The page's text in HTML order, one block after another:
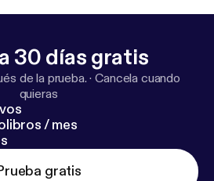
30 días gratis
de la prueba. ·Cancela cuando
quieras
/ mes
gratis